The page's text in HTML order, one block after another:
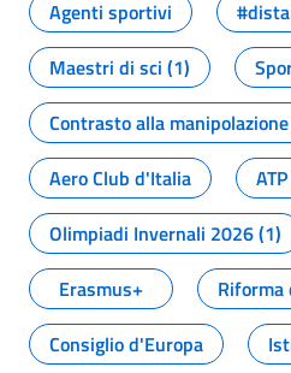
Agenti sportivi
Maestri di sci (1)
Contrasto alla
Aero Club d'Italia
Olimpiadi Invernali 2026 (1)
Erasmus+
Consiglio d'Europa